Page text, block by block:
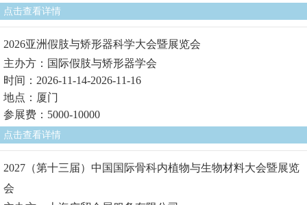
点击查看详情
2026亚洲假肢与矫形器科学大会暨展览会
主办方：国际假肢与矫形器学会
时间：2026-11-14-2026-11-16
地点：厦门
参展费：5000-10000
点击查看详情
2027（第十三届）中国国际骨科内植物与生物材料大会暨展览
会